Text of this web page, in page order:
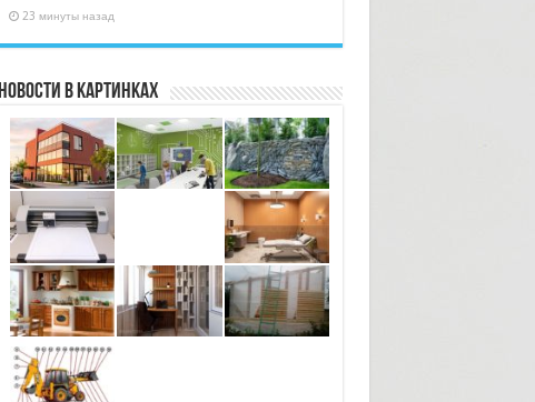
23 минуты назад
Новости в картинках